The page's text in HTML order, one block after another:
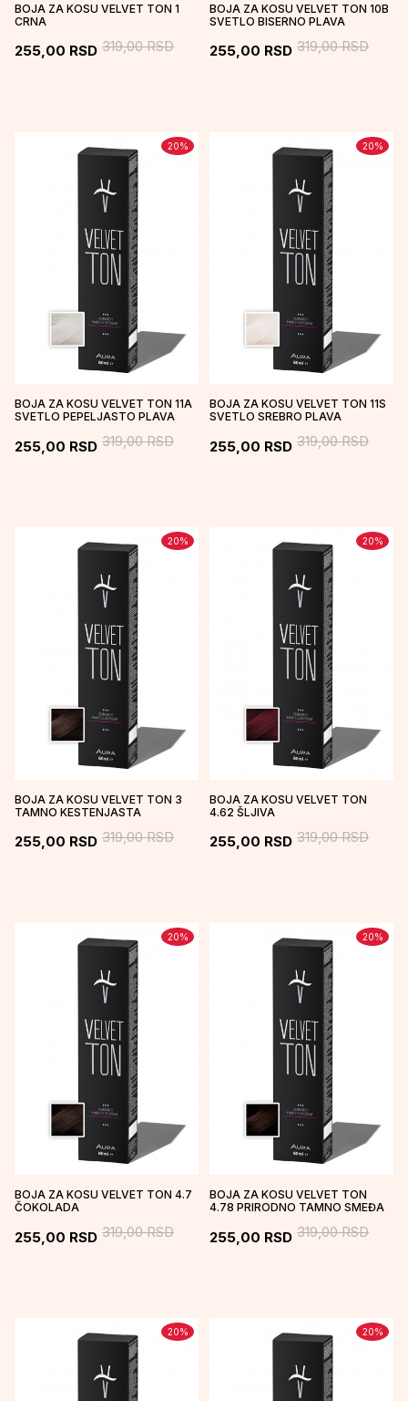
BOJA ZA KOSU VELVET TON 1
CRNA
255,00 RSD 319,00RSD
BOJA ZA KOSU VELVET TON 10B
SVETLO BISERNO PLAVA
255,00 RSD 319,00RSD
20%
BOJA ZA KOSU VELVET TON 11A
SVETLO PEPELJASTO PLAVA
255,00 RSD 319,00RSD
20%
BOJA ZA KOSU VELVET TON 11S
SVETLO SREBRO PLAVA
255,00 RSD 319,00RSD
20%
BOJA ZA KOSU VELVET TON 3
TAMNO KESTENJASTA
255,00 RSD 319,00RSD
20%
BOJA ZA KOSU VELVET TON
4.62 ŠLJIVA
255,00 RSD 319,00RSD
20%
BOJA ZA KOSU VELVET TON 4.7
ČOKOLADA
255,00 RSD 319,00RSD
20%
BOJA ZA KOSU VELVET TON
4.78 PRIRODNO TAMNO SMEĐA
255,00 RSD 319,00RSD
20% 20%